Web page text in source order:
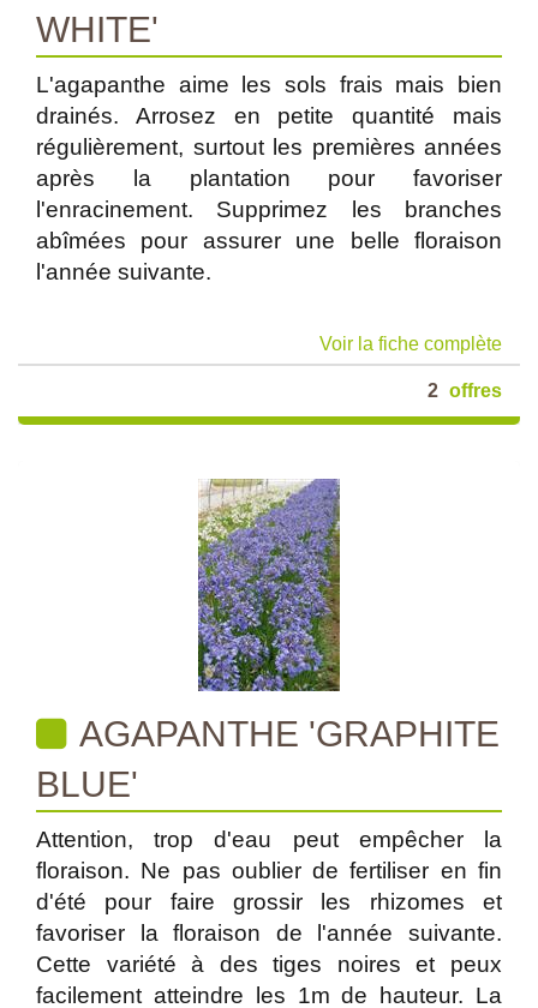
WHITE'
L'agapanthe aime les sols frais mais bien
drainés. Arrosez en petite quantité mais
régulièrement, surtout les premières années
après la plantation pour favoriser
l'enracinement. Supprimez les branches
abîmées pour assurer une belle floraison
l'année suivante.
Voir la fiche complète
2 offres
AGAPANTHE 'GRAPHITE
BLUE'
Attention, trop d'eau peut empêcher la
floraison. Ne pas oublier de fertiliser en fin
d'été pour faire grossir les rhizomes et
favoriser la floraison de l'année suivante.
Cette variété à des tiges noires et peux
facilement atteindre les 1m de hauteur. La